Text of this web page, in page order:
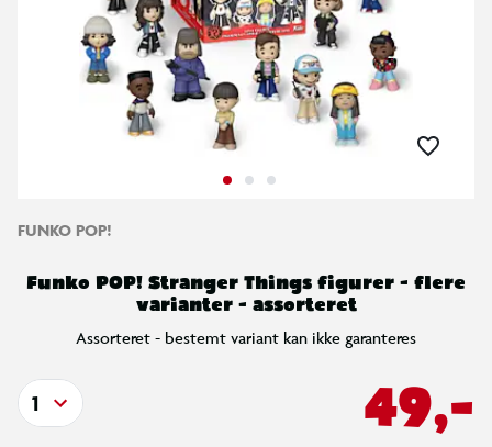
FUNKO POP!
Funko POP! Stranger Things figurer - flere
varianter - assorteret
Assorteret - bestemt variant kan ikke garanteres
49,-
1